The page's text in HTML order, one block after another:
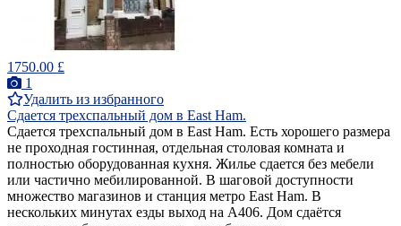
1750.00 £
1
Удалить из избранного
Сдается трехспальный дом в East Ham.
Сдается трехспальный дом в East Ham. Есть хорошего размера
не проходная гостинная, отдельная столовая комната и
полностью оборудованная кухня. Жилье сдается без мебели
или частично мебилированной. В шаговой доступности
множество магазинов и станция метро East Ham. В
нескольких минутах езды выход на A406. Дом сдаётся